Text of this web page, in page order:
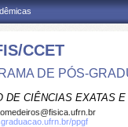
CCET
DE PÓS-
DE CIÊNCIAS EXATAS
ppgf